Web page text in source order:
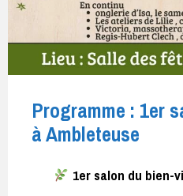
Programme : 1er
à Ambleteuse
1er salon du bien-